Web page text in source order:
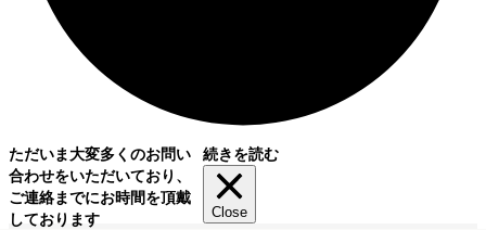
ただいま大変多くのお問い
合わせをいただいており、
ご連絡までにお時間を頂戴
しております
続きを読む
Close